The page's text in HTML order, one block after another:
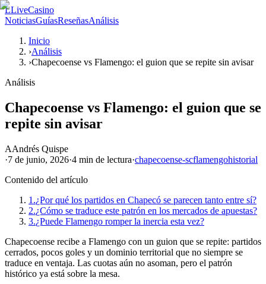
LLiveCasino
NoticiasGuíasReseñasAnálisis
Inicio
›Análisis
›Chapecoense vs Flamengo: el guion que se repite sin avisar
Análisis
Chapecoense vs Flamengo: el guion que se
repite sin avisar
AAndrés Quispe
·7 de junio, 2026·4 min de lectura·chapecoense-scflamengohistorial
Contenido del artículo
1.¿Por qué los partidos en Chapecó se parecen tanto entre sí?
2.¿Cómo se traduce este patrón en los mercados de apuestas?
3.¿Puede Flamengo romper la inercia esta vez?
Chapecoense recibe a Flamengo con un guion que se repite: partidos
cerrados, pocos goles y un dominio territorial que no siempre se
traduce en ventaja. Las cuotas aún no asoman, pero el patrón
histórico ya está sobre la mesa.